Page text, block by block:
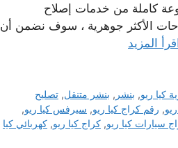
كاملة من خدمات إصلاح
الأكثر جوهرية ، سوف نضمن أن
المزيد
كيا ريو, بنشر , بنشر متنقل,تصليح
, رقم كراج كيا ريو, سيرفس كيا ريو,
سيارات كيا ريو, كراج كيا ريو, كهربائي كيا